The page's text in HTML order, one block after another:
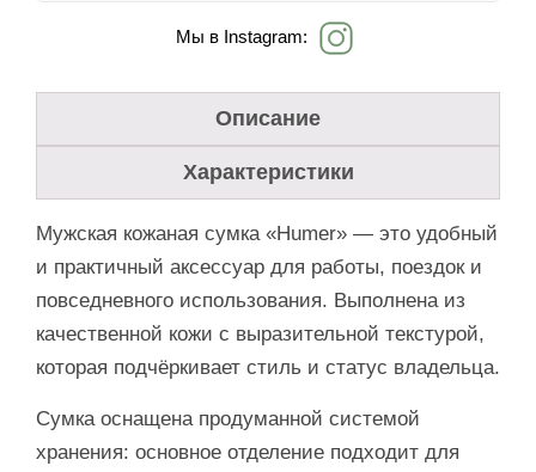
Мы в Instagram:
Описание
Характеристики
Мужская кожаная сумка «Humer» — это удобный
и практичный аксессуар для работы, поездок и
повседневного использования. Выполнена из
качественной кожи с выразительной текстурой,
которая подчёркивает стиль и статус владельца.
Сумка оснащена продуманной системой
хранения: основное отделение подходит для